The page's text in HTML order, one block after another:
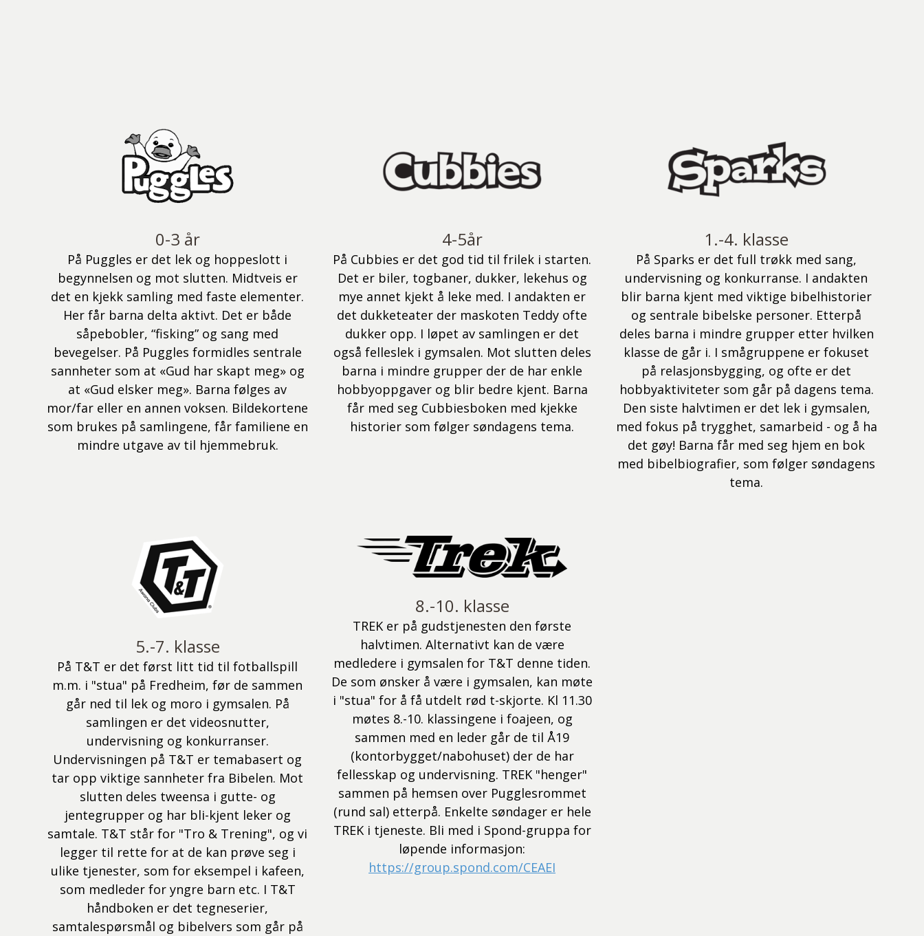
0-3 år
På Puggles er det lek og hoppeslott i
begynnelsen og mot slutten. Midtveis er
det en kjekk samling med faste elementer.
Her får barna delta aktivt. Det er både
såpebobler, “fisking” og sang med
bevegelser. På Puggles formidles sentrale
sannheter som at «Gud har skapt meg» og
at «Gud elsker meg». Barna følges av
mor/far eller en annen voksen. Bildekortene
som brukes på samlingene, får familiene en
mindre utgave av til hjemmebruk.
4-5år
På Cubbies er det god tid til frilek i starten.
Det er biler, togbaner, dukker, lekehus og
mye annet kjekt å leke med. I andakten er
det dukketeater der maskoten Teddy ofte
dukker opp. I løpet av samlingen er det
også felleslek i gymsalen. Mot slutten deles
barna i mindre grupper der de har enkle
hobbyoppgaver og blir bedre kjent. Barna
får med seg Cubbiesboken med kjekke
historier som følger søndagens tema.
1.-4. klasse
På Sparks er det full trøkk med sang,
undervisning og konkurranse. I andakten
blir barna kjent med viktige bibelhistorier
og sentrale bibelske personer. Etterpå
deles barna i mindre grupper etter hvilken
klasse de går i. I smågruppene er fokuset
på relasjonsbygging, og ofte er det
hobbyaktiviteter som går på dagens tema.
Den siste halvtimen er det lek i gymsalen,
med fokus på trygghet, samarbeid - og å ha
det gøy! Barna får med seg hjem en bok
med bibelbiografier, som følger søndagens
tema.
5.-7. klasse
På T&T er det først litt tid til fotballspill
m.m. i "stua" på Fredheim, før de sammen
går ned til lek og moro i gymsalen. På
samlingen er det videosnutter,
undervisning og konkurranser.
Undervisningen på T&T er temabasert og
tar opp viktige sannheter fra Bibelen. Mot
slutten deles tweensa i gutte- og
jentegrupper og har bli-kjent leker og
samtale. T&T står for "Tro & Trening", og vi
legger til rette for at de kan prøve seg i
ulike tjenester, som for eksempel i kafeen,
som medleder for yngre barn etc. I T&T
håndboken er det tegneserier,
samtalespørsmål og bibelvers som går på
8.-10. klasse
TREK er på gudstjenesten den første
halvtimen. Alternativt kan de være
medledere i gymsalen for T&T denne tiden.
De som ønsker å være i gymsalen, kan møte
i "stua" for å få utdelt rød t-skjorte. Kl 11.30
møtes 8.-10. klassingene i foajeen, og
sammen med en leder går de til Å19
(kontorbygget/nabohuset) der de har
fellesskap og undervisning. TREK "henger"
sammen på hemsen over Pugglesrommet
(rund sal) etterpå. Enkelte søndager er hele
TREK i tjeneste. Bli med i Spond-gruppa for
løpende informasjon:
https://group.spond.com/CEAEI